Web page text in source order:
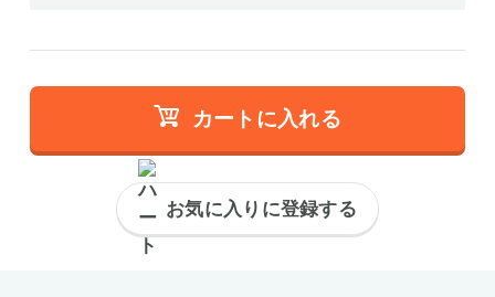
カートに入れる
お気に入りに登録する